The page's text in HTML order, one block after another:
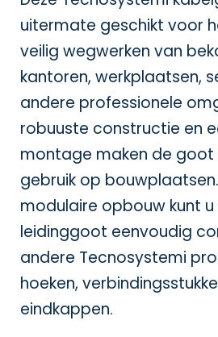
uitermate geschikt voor
veilig wegwerken van
kantoren, werkplaatsen,
andere professionele
robuuste constructie en
montage maken de
gebruik op
modulaire opbouw kunt u
leidinggoot eenvoudig
andere Tecnosystemi
hoeken,
eindkappen.